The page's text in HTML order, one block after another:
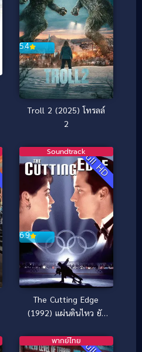
5.4
Troll 2 (2025) โทรลล์
2
Full HD
6.9
Soundtrack
The Cutting Edge
(1992) แผ่นดินไหว ยัง
พากย์ไทย